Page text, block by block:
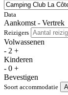
Data
Aankomst - Vertrek
Reizigers
Volwassenen
- 2 +
Kinderen
- 0 +
Bevestigen
Soort accommodatie